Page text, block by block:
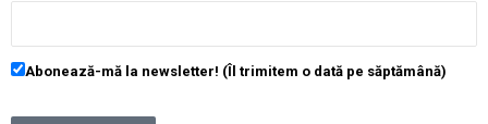
Abonează-mă la newsletter! (Îl trimitem o dată pe săptămână)